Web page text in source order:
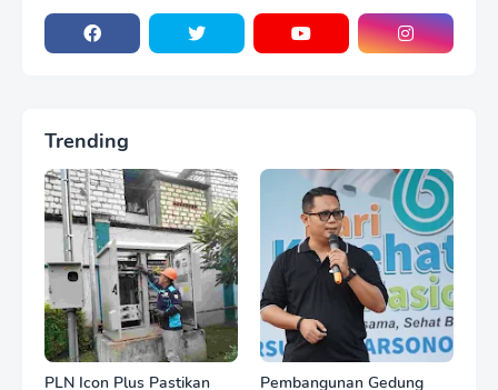
Trending
PLN Icon Plus Pastikan Pembangunan Gedung